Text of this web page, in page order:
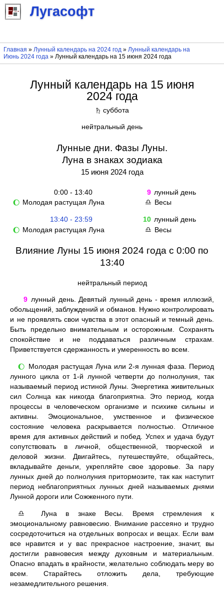
Лугасофт
Главная » Лунный календарь на 2024 год» Лунный календарь на
Июнь 2024 года» Лунный календарь на 15 июня 2024 года
Лунный календарь на 15 июня
2024 года
♄ суббота
нейтральный день
Лунные дни. Фазы Луны.
Луна в знаках зодиака
15 июня 2024 года
0:00 - 13:40 9 лунный день
🌔 Молодая растущая Луна ♎ Весы
13:40 - 23:59 10 лунный день
🌔 Молодая растущая Луна ♎ Весы
Влияние Луны 15 июня 2024 года с 0:00 по
13:40
нейтральный период
9 лунный день. Девятый лунный день - время иллюзий,
обольщений, заблуждений и обманов. Нужно контролировать
и не проявлять свои чувства в этот опасный и темный день.
Быть предельно внимательным и осторожным. Сохранять
спокойствие и не поддаваться различным страхам.
Приветствуется сдержанность и умеренность во всем.
🌔
Молодая растущая Луна или 2-я лунная фаза. Период
лунного цикла от 1-й лунной четверти до полнолуния, так
называемый период истиной Луны. Энергетика живительных
сил Солнца как никогда благоприятна. Это период, когда
процессы в человеческом организме и психике сильны и
активны. Эмоциональное, умственное и физическое
состояние человека раскрывается полностью. Отличное
время для активных действий и побед. Успех и удача будут
сопутствовать в личной, общественной, творческой и
деловой жизни. Двигайтесь, путешествуйте, общайтесь,
вкладывайте деньги, укрепляйте свое здоровье. За пару
лунных дней до полнолуния притормозите, так как наступит
период неблагоприятных лунных дней называемых днями
Лунной дороги или Сожженного пути.
♎
Луна в знаке Весы. Время стремления к
эмоциональному равновесию. Внимание рассеяно и трудно
сосредоточиться на отдельных вопросах и вещах. Если вам
все нравится и у вас прекрасное настроение, значит, вы
достигли равновесия между духовным и материальным.
Опасно впадать в крайности, желательно соблюдать меру во
всем. Старайтесь отложить дела, требующие
незамедлительного решения.